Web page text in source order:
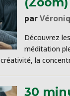
par
Découvrez
méditation
la
30